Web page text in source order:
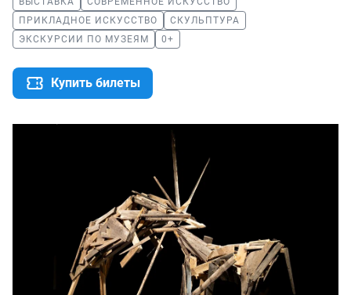
ПРИКЛАДНОЕ ИСКУССТВО
СКУЛЬПТУРА
ЭКСКУРСИИ ПО МУЗЕЯМ
0+
Купить билеты